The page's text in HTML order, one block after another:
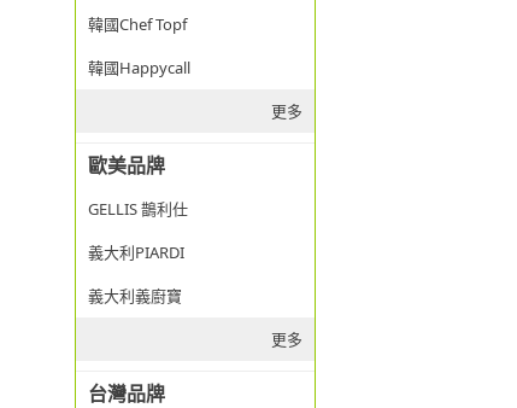
韓國Chef Topf
韓國Happycall
更多
歐美品牌
GELLIS 鵲利仕
義大利PIARDI
義大利義廚寶
更多
台灣品牌